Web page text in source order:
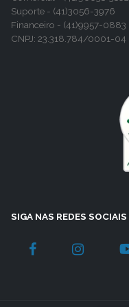
Suporte - (41)3056-3976
Financeiro - (41)9957-0883
CNPJ: 23.318.784/0001-04
SIGA NAS REDES SOCIAIS